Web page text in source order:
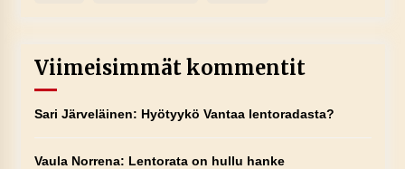
Viimeisimmät kommentit
Sari Järveläinen: Hyötyykö Vantaa lentoradasta?
Vaula Norrena: Lentorata on hullu hanke